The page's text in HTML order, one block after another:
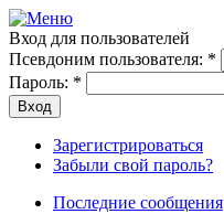
Вход для пользователей
Псевдоним пользователя: *
Пароль: *
Зарегистрироваться
Забыли свой пароль?
Последние сообщения